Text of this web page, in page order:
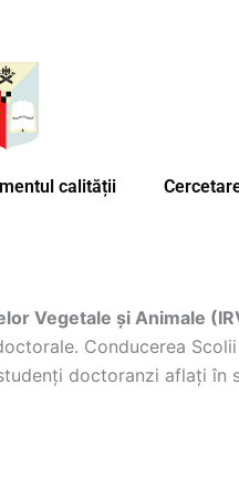
calității
Vegetale și Animale
Conducerea
doctoranzi aflați în